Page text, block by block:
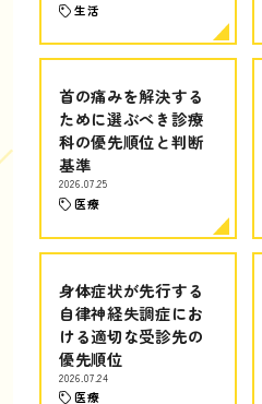
生活
首の痛みを解決する
ために選ぶべき診療
科の優先順位と判断
基準
2026.07.25
医療
身体症状が先行する
自律神経失調症にお
ける適切な受診先の
優先順位
2026.07.24
医療